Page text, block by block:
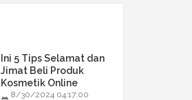
Ini 5 Tips Selamat dan
Jimat Beli Produk
Kosmetik Online
8/30/2024 04:17:00